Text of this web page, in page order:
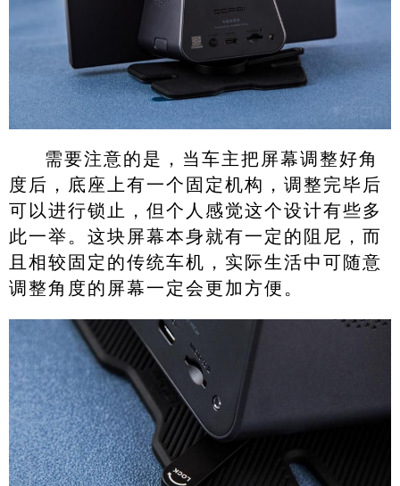
需要注意的是，当车主把屏幕调整好角
度后，底座上有一个固定机构，调整完毕后
可以进行锁止，但个人感觉这个设计有些多
此一举。这块屏幕本身就有一定的阻尼，而
且相较固定的传统车机，实际生活中可随意
调整角度的屏幕一定会更加方便。